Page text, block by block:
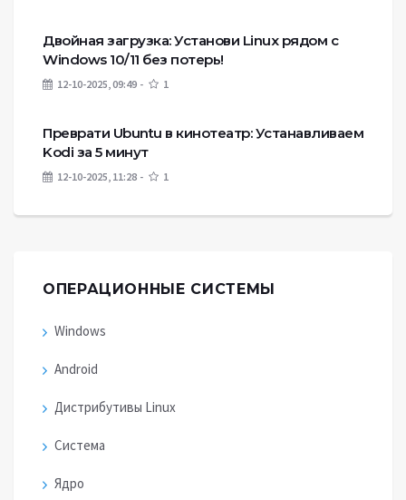
Двойная загрузка: Установи Linux рядом с
Windows 10/11 без потерь!
12-10-2025, 09:49 1
Преврати Ubuntu в кинотеатр: Устанавливаем
Kodi за 5 минут
12-10-2025, 11:28 1
ОПЕРАЦИОННЫЕ СИСТЕМЫ
Windows
Android
Дистрибутивы Linux
Система
Ядро